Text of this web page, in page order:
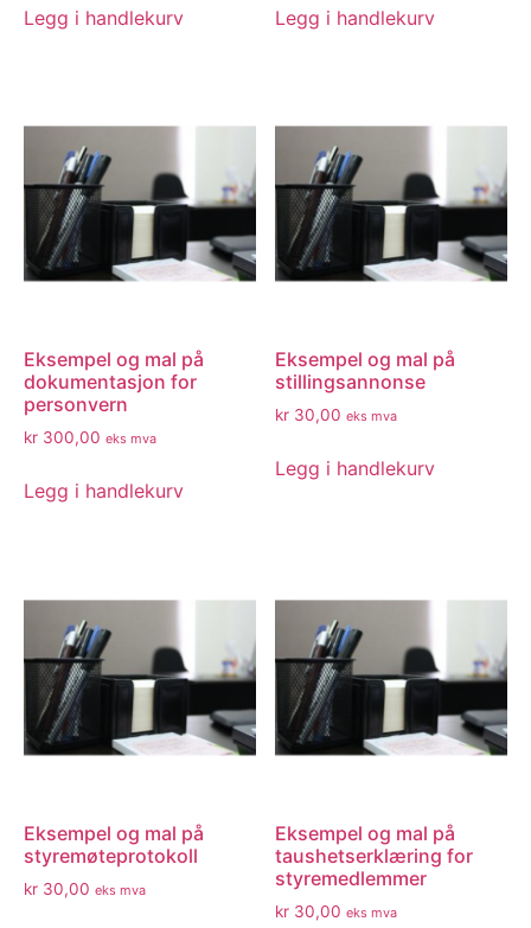
Legg i handlekurv Legg i handlekurv
Eksempel og mal på
dokumentasjon for
personvern
kr 300,00 eks mva
Legg i handlekurv
Eksempel og mal på
stillingsannonse
kr 30,00 eks mva
Legg i handlekurv
Eksempel og mal på
styremøteprotokoll
kr 30,00 eks mva
Eksempel og mal på
taushetserklæring for
styremedlemmer
kr 30,00 eks mva